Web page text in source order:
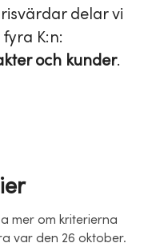
delar vi
K:n:
och kunder.
mer om kriterierna
var den 26 oktober.